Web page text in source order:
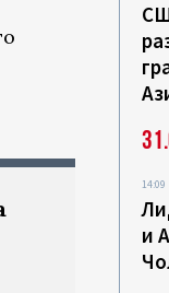
14:09
и